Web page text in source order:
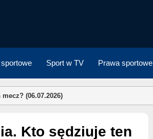
sportowe Sport w TV Prawa sportowe
(06.07.2026)